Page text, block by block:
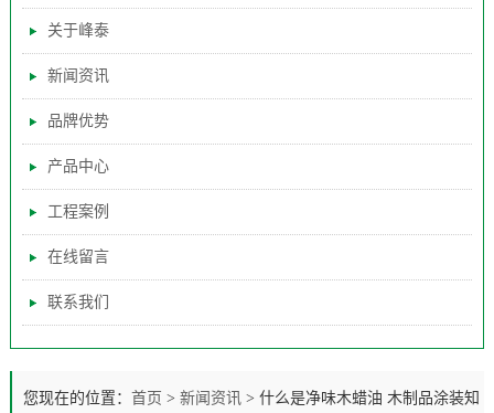
关于峰泰
新闻资讯
品牌优势
产品中心
工程案例
在线留言
联系我们
您现在的位置： 首页 > 新闻资讯> 什么是净味木蜡油 木制品涂装知